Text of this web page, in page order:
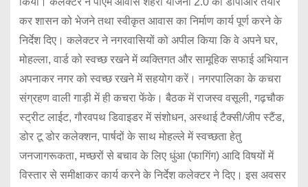
कर शासन को भेजने तथा स्वीकृत आवास का निर्माण कार्य पूर्ण करने के
निर्देश दिए। कलेक्टर ने नगरवासियों को अपील किया कि वे अपने घर,
मोहल्ला, वार्ड को स्वच्छ रखने में व्यक्तिगत और सामूहिक सफाई अभियान
अपनाकर नगर को स्वच्छ रखने में सहयोग करें। नगरपालिका के कचरा
संग्रहण वाली गाड़ी में ही कचरा फेंके। बैठक में राजस्व वसूली, गढ़चौक
स्ट्रीट लाईट, गौरवपथ डिवाइडर में संशोधन, अस्थाई टैक्सी/जीप स्टैंड,
डोर टू डोर कलेक्शन, पार्षदों के साथ मोहल्ले में स्वच्छता हेतु
जनजागरूकता, मच्छरों से बचाव के लिए धुंआ (फागिंग) आदि विषयों में
विस्तार से समीक्षाकर कार्य करने के निर्देश कलेक्टर ने दिए। इस अवसर